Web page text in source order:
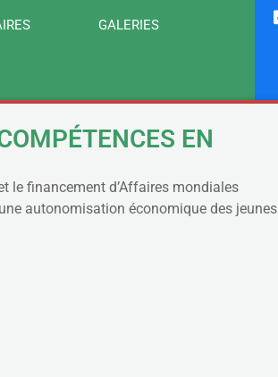
GALERIES
EN
le financement d’Affaires mondiales
autonomisation économique des jeunes